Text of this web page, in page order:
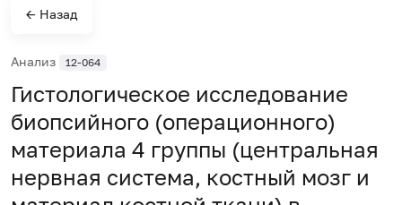
← Назад
Анализ 12-064
Гистологическое исследование
биопсийного (операционного)
материала 4 группы (центральная
нервная система, костный мозг и